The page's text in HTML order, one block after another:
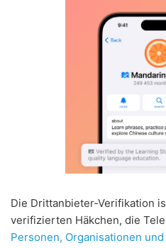
Die Drittanbieter-Verifikation
verifizierten Häkchen, die
Personen, Organisationen